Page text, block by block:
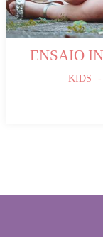
ENSAIO
KIDS